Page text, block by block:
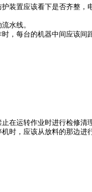
装置应该看下是否齐整，
水线。
，每台的机器中间应该间
在运转作业时进行检修清理
时，应该从放料的那边进